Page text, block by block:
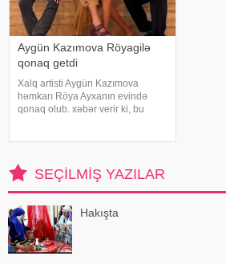
Aygün Kazımova Röyagilə
qonaq getdi
Xalq artisti Aygün Kazımova
həmkarı Röya Ayxanın evində
qonaq olub. xəbər verir ki, bu
SEÇILMIŞ YAZILAR
Hakışta